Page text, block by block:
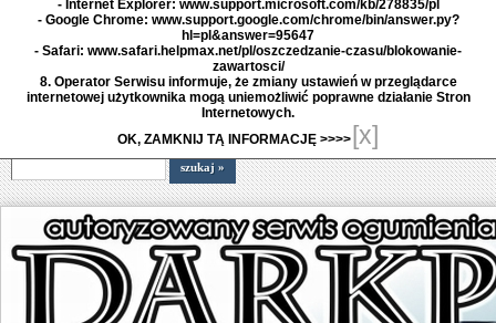
- Internet Explorer: www.support.microsoft.com/kb/278835/pl
- Google Chrome: www.support.google.com/chrome/bin/answer.py?
hl=pl&answer=95647
- Safari: www.safari.helpmax.net/pl/oszczedzanie-czasu/blokowanie-
zawartosci/
8. Operator Serwisu informuje, że zmiany ustawień w przeglądarce
internetowej użytkownika mogą uniemożliwić poprawne działanie Stron
Internetowych.
OK, ZAMKNIJ TĄ INFORMACJĘ >>>>[x]